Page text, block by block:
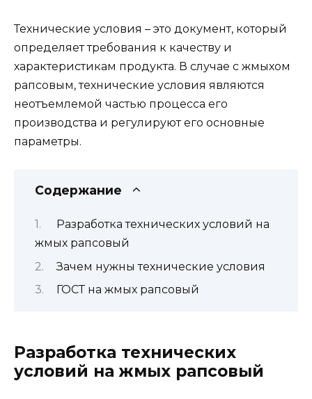
Технические условия – это документ, который
определяет требования к качеству и
характеристикам продукта. В случае с жмыхом
рапсовым, технические условия являются
неотъемлемой частью процесса его
производства и регулируют его основные
параметры.
Содержание
Разработка технических условий на
жмых рапсовый
Зачем нужны технические условия
ГОСТ на жмых рапсовый
Разработка технических
условий на жмых рапсовый